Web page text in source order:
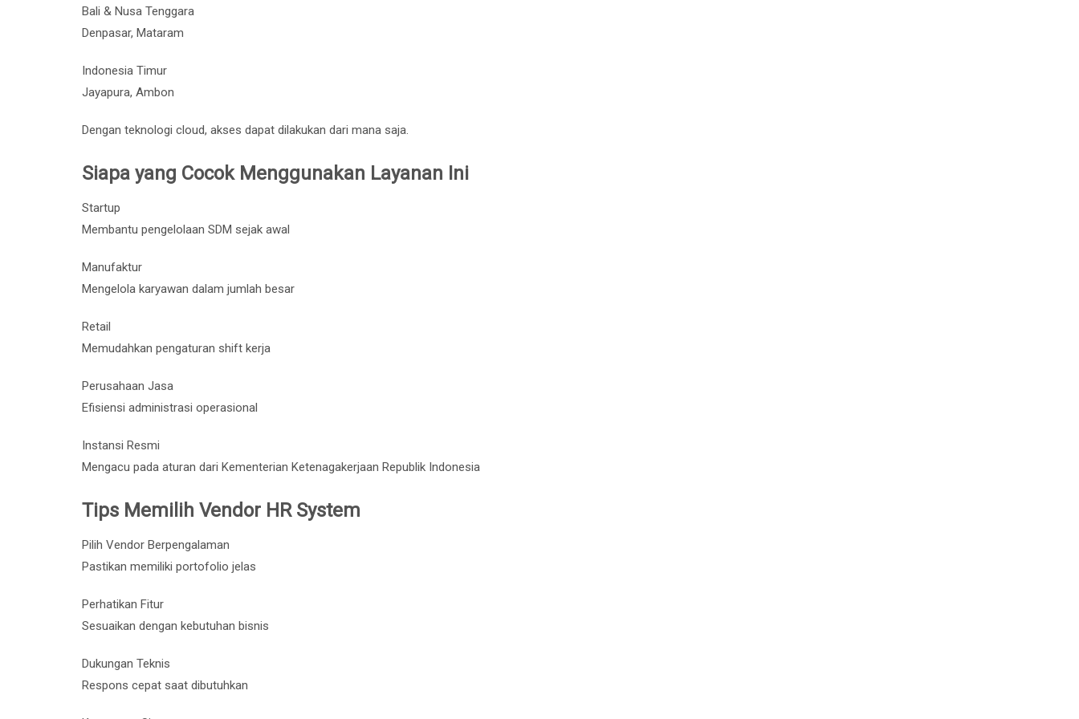
Bali & Nusa Tenggara
Denpasar, Mataram
Indonesia Timur
Jayapura, Ambon
Dengan teknologi cloud, akses dapat dilakukan dari mana saja.
Siapa yang Cocok Menggunakan Layanan Ini
Startup
Membantu pengelolaan SDM sejak awal
Manufaktur
Mengelola karyawan dalam jumlah besar
Retail
Memudahkan pengaturan shift kerja
Perusahaan Jasa
Efisiensi administrasi operasional
Instansi Resmi
Mengacu pada aturan dari Kementerian Ketenagakerjaan Republik Indonesia
Tips Memilih Vendor HR System
Pilih Vendor Berpengalaman
Pastikan memiliki portofolio jelas
Perhatikan Fitur
Sesuaikan dengan kebutuhan bisnis
Dukungan Teknis
Respons cepat saat dibutuhkan